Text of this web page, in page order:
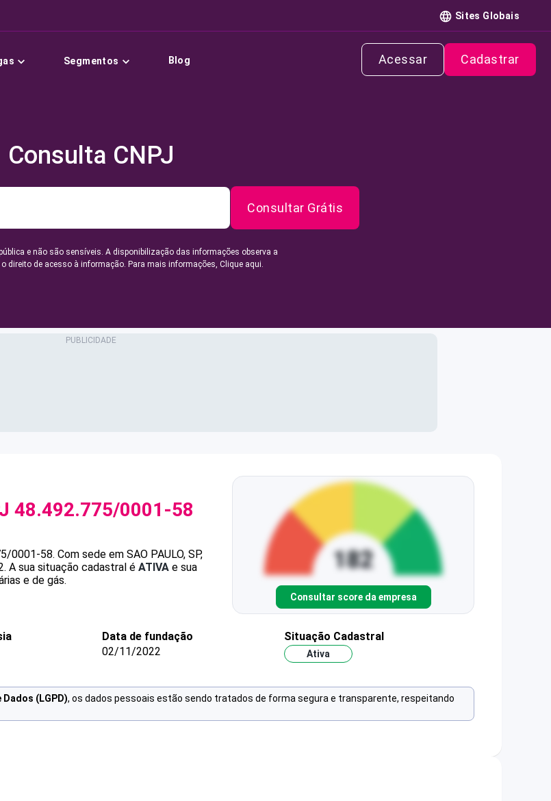
Sites Globais
Segmentos Blog Acessar Cadastrar
Consulta CNPJ
Consultar Grátis
e não são sensíveis. A disponibilização das informações observa a
o direito de acesso à informação. Para mais informações, Clique aqui.
48.492.775/0001-58
0001-58. Com sede em SAO PAULO, SP,
A sua situação cadastral é ATIVA e sua
e de gás.
Consultar score da empresa
Data de fundação
02/11/2022
Situação Cadastral
Ativa
(LGPD), os dados pessoais estão sendo tratados de forma segura e transparente, respeitando